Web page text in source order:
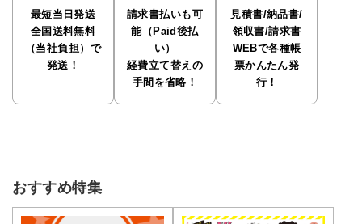
最短当日発送
全国送料無料
（当社負担）で
発送！
請求書払いも可
能（Paid後払
い）
経費立て替えの
手間を省略！
見積書/納品書/
領収書/請求書
WEBで各種帳
票かんたん発
行！
おすすめ特集